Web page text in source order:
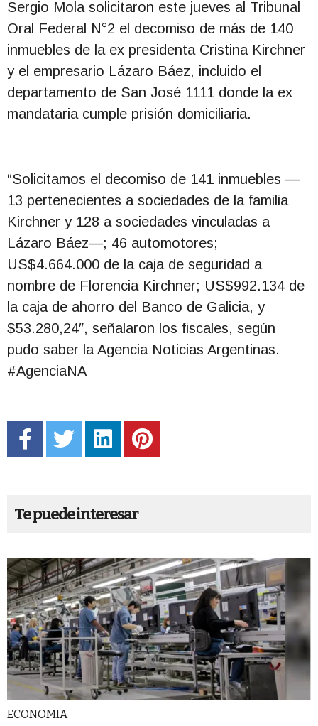
Sergio Mola solicitaron este jueves al Tribunal
Oral Federal N°2 el decomiso de más de 140
inmuebles de la ex presidenta Cristina Kirchner
y el empresario Lázaro Báez, incluido el
departamento de San José 1111 donde la ex
mandataria cumple prisión domiciliaria.
“Solicitamos el decomiso de 141 inmuebles —
13 pertenecientes a sociedades de la familia
Kirchner y 128 a sociedades vinculadas a
Lázaro Báez—; 46 automotores;
US$4.664.000 de la caja de seguridad a
nombre de Florencia Kirchner; US$992.134 de
la caja de ahorro del Banco de Galicia, y
$53.280,24″, señalaron los fiscales, según
pudo saber la Agencia Noticias Argentinas.
#AgenciaNA
Te puede interesar
ECONOMIA